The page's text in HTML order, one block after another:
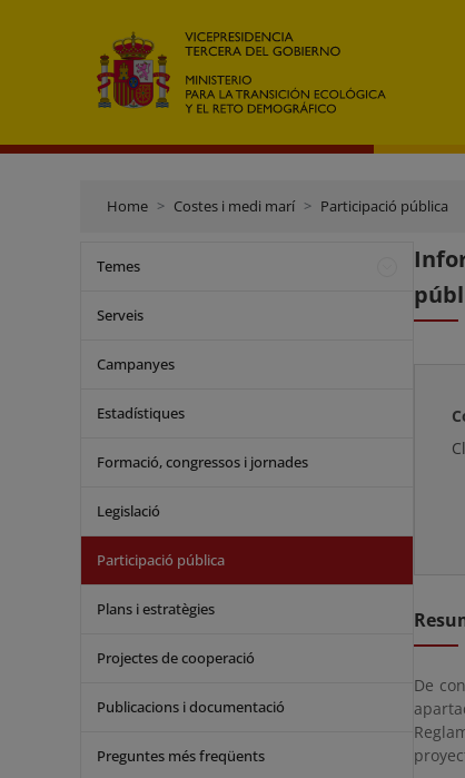
Home Costes i medi marí Participació pública
Temes
Serveis
Campanyes
Estadístiques
Formació, congressos i jornades
Legislació
Participació pública
Plans i estratègies
Projectes de cooperació
Publicacions i documentació
Preguntes més freqüents
De